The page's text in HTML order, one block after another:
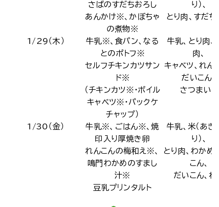
さばのすだちおろし
あんかけ※、かぼちゃ
の煮物※
り）、
とり肉、すだ
1/29（木）
牛乳※、食パン、なる
とのポトフ※
セルフチキンカツサン
ド※
（チキンカツ※・ボイル
キャベツ※・パックケ
チャップ）
牛乳、とり肉、
肉、
キャベツ、れん
だいこん、
さつまいも
1/30（金）
牛乳※、ごはん※、焼
印入り厚焼き卵
れんこんの梅和え※、
鳴門わかめのすまし
汁※
豆乳プリンタルト
牛乳、米（あき
り）、
とり肉、わかめ
こん、
だいこん、ね